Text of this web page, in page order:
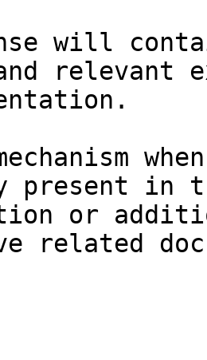
will
relevant
in
or